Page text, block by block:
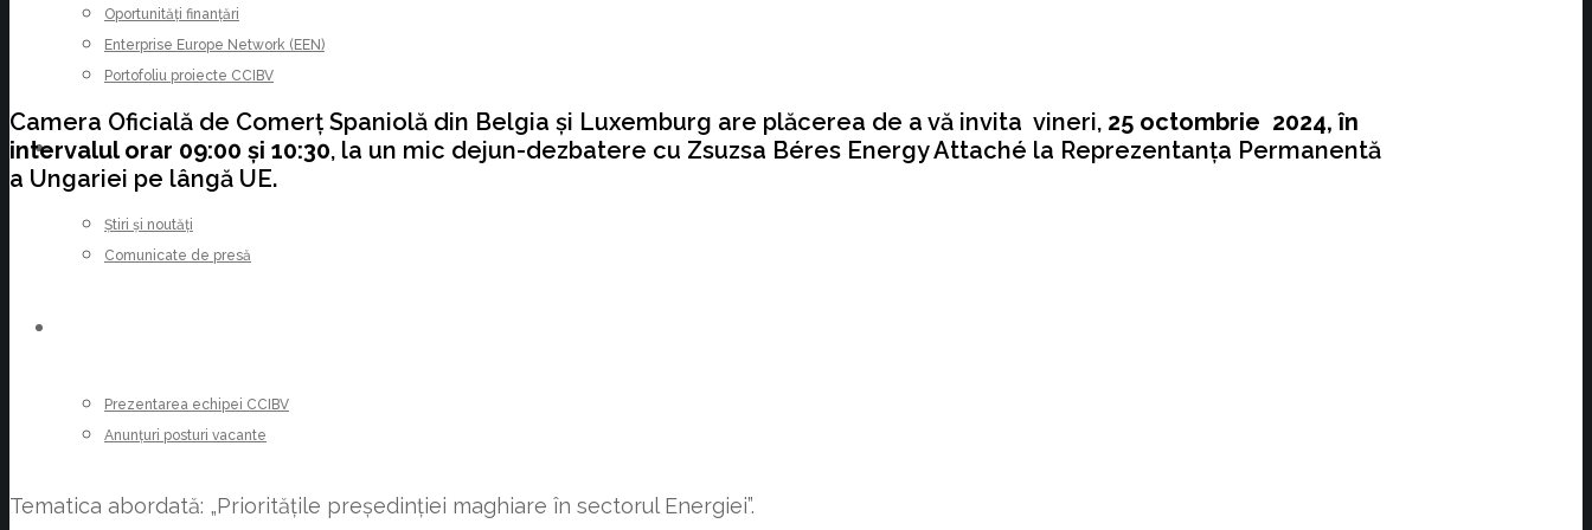
Oportunități finanțări
Enterprise Europe Network (EEN)
Portofoliu proiecte CCIBV
ȘTIRI
Știri și noutăți
Comunicate de presă
Prezentarea echipei CCIBV
Anunțuri posturi vacante
Camera Oficială de Comerț Spaniolă din Belgia și Luxemburg are plăcerea de a vă invita vineri, 25 octombrie 2024, în
intervalul orar 09:00 și 10:30, la un mic dejun-dezbatere cu Zsuzsa Béres Energy Attaché la Reprezentanța Permanentă
a Ungariei pe lângă UE.
Tematica abordată: „Prioritățile președinției maghiare în sectorul Energiei”.